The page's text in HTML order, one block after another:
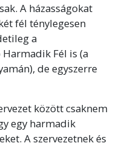
A házasságokat
fél ténylegesen
a
Fél is (a
de egyszerre
között csaknem
egy harmadik
A szervezetnek és